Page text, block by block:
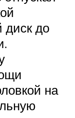
диск до
на